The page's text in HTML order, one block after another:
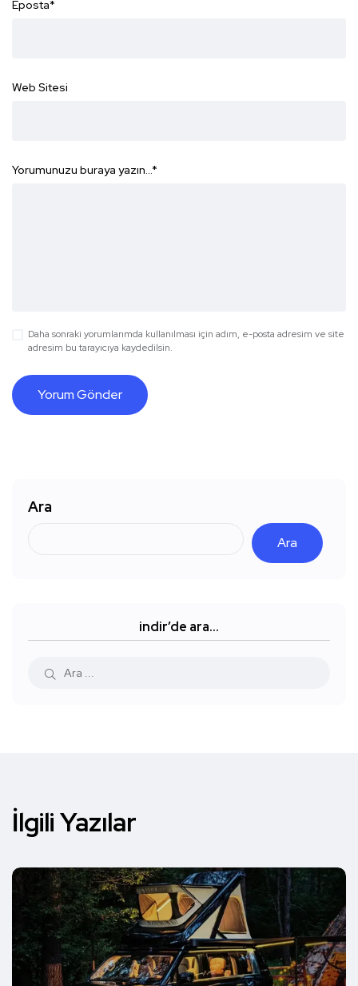
Eposta*
Web Sitesi
Yorumunuzu buraya yazın...*
Daha sonraki yorumlarımda kullanılması için adım, e-posta adresim ve site
adresim bu tarayıcıya kaydedilsin.
Ara
Ara
indir’de ara…
İlgili Yazılar